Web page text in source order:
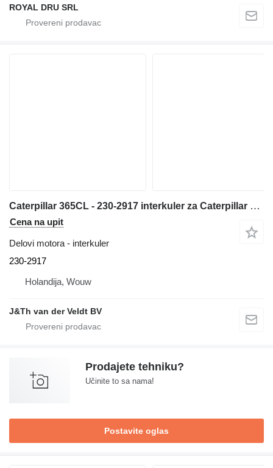
ROYAL DRU SRL
Caterpillar 365CL - 230-2917 interkuler za Caterpillar 365C 374D bagera
Cena na upit
Delovi motora - interkuler
230-2917
Holandija, Wouw
J&Th van der Veldt BV
Prodajete tehniku?
Učinite to sa nama!
Postavite oglas